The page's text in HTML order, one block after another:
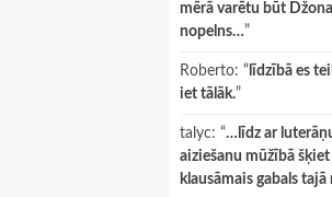
mērā varētu būt
nopelns…”
Roberto: “ līdzībā es
iet tālāk.”
talyc: “…līdz ar
aiziešanu mūžībā
klausāmais gabals tajā